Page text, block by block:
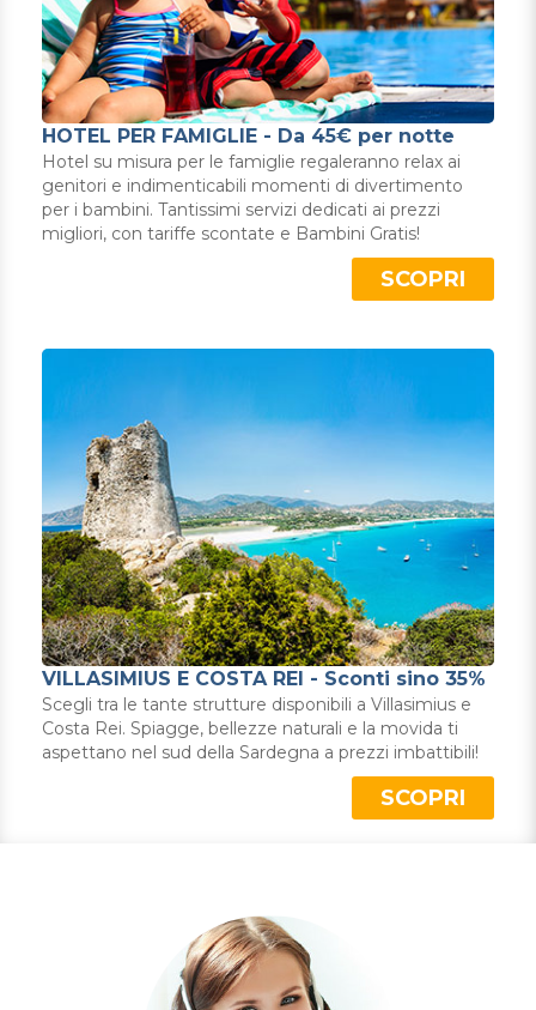
HOTEL PER FAMIGLIE - Da 45€ per notte
Hotel su misura per le famiglie regaleranno relax ai
genitori e indimenticabili momenti di divertimento
per i bambini. Tantissimi servizi dedicati ai prezzi
migliori, con tariffe scontate e Bambini Gratis!
SCOPRI
VILLASIMIUS E COSTA REI - Sconti sino 35%
Scegli tra le tante strutture disponibili a Villasimius e
Costa Rei. Spiagge, bellezze naturali e la movida ti
aspettano nel sud della Sardegna a prezzi imbattibili!
SCOPRI